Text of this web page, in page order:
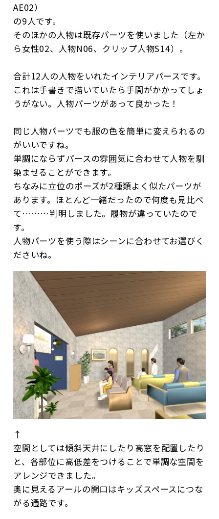
AE02）
の9人です。
そのほかの人物は既存パーツを使いました（左か
ら女性02、人物N06、クリップ人物S14）。
合計12人の人物をいれたインテリアパースです。
これは手書きで描いていたら手間がかかってしょ
うがない。人物パーツがあって良かった！
同じ人物パーツでも服の色を簡単に変えられるの
がいいですね。
単調にならずパースの雰囲気に合わせて人物を馴
染ませることができます。
ちなみに立位のポーズが2種類よく似たパーツが
あります。ほとんど一緒だったので何度も見比べ
て………判明しました。履物が違っていたので
す。
人物パーツを使う際はシーンに合わせてお選びく
ださいね。
↑
空間としては傾斜天井にしたり高窓を配置したり
と、各部位に高低差をつけることで単調な空間を
アレンジできました。
奥に見えるアールの開口はキッズスペースにつな
がる通路です。